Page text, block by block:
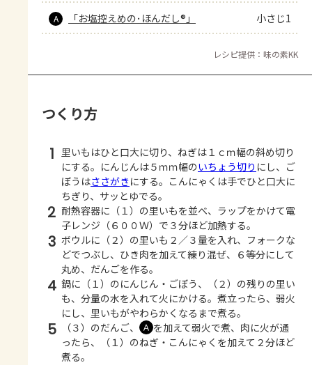
A 「お塩控えめの･ほんだし®」 小さじ1
レシピ提供：味の素KK
つくり方
1 里いもはひと口大に切り、ねぎは１ｃｍ幅の斜め切り
にする。にんじんは５ｍｍ幅のいちょう切り にし、ご
ぼうはささがきにする。こんにゃくは手でひと口大に
ちぎり、サッとゆでる。
2 耐熱容器に（１）の里いもを並べ、ラップをかけて電
子レンジ（６００Ｗ）で３分ほど加熱する。
3 ボウルに（２）の里いも２／３量を入れ、フォークな
どでつぶし、ひき肉を加えて練り混ぜ、６等分にして
丸め、だんごを作る。
4 鍋に（１）のにんじん・ごぼう、（２）の残りの里い
も、分量の水を入れて火にかける。煮立ったら、弱火
にし、里いもがやわらかくなるまで煮る。
5 （３）のだんご、 Ａ を加えて弱火で煮、肉に火が通
ったら、（１）のねぎ・こんにゃくを加えて２分ほど
煮る。